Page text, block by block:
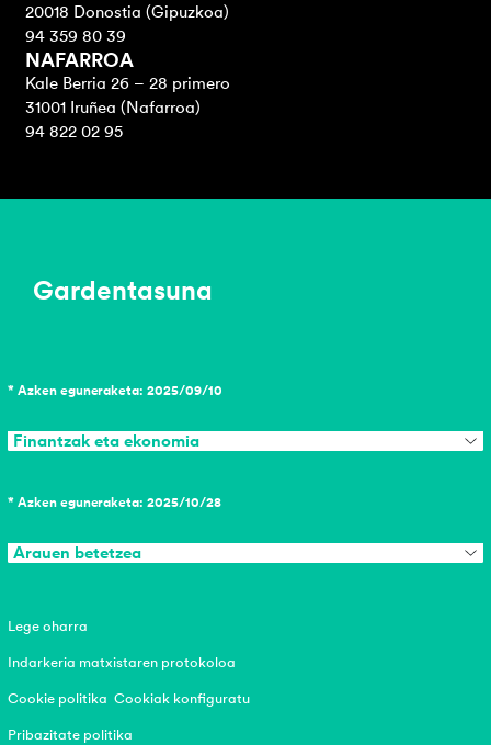
20018 Donostia (Gipuzkoa)
94 359 80 39
NAFARROA
Kale Berria 26 – 28 primero
31001 Iruñea (Nafarroa)
94 822 02 95
Gardentasuna
* Azken eguneraketa: 2025/09/10
Finantzak eta ekonomia
* Azken eguneraketa: 2025/10/28
Arauen betetzea
Lege oharra
Indarkeria matxistaren protokoloa
Cookie politika Cookiak konfiguratu
Pribazitate politika